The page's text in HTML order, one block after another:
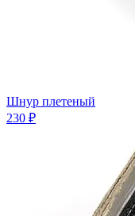
Шнур плетеный
230 ₽